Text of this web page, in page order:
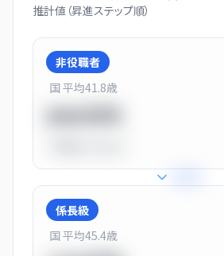
推計値（昇進ステップ順）
非役職者
国 平均41.8歳
係長級
国 平均45.4歳